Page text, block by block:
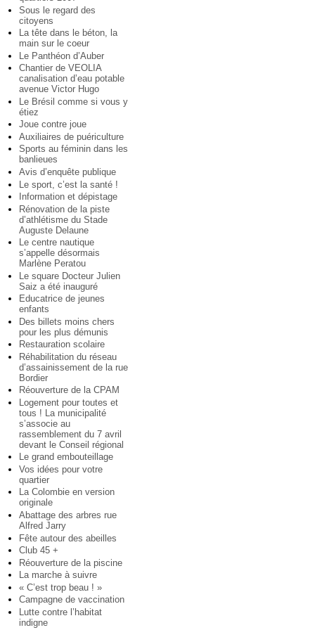
Sous le regard des
citoyens
La tête dans le béton, la
main sur le coeur
Le Panthéon d’Auber
Chantier de VEOLIA
canalisation d’eau potable
avenue Victor Hugo
Le Brésil comme si vous y
étiez
Joue contre joue
Auxiliaires de puériculture
Sports au féminin dans les
banlieues
Avis d’enquête publique
Le sport, c’est la santé !
Information et dépistage
Rénovation de la piste
d’athlétisme du Stade
Auguste Delaune
Le centre nautique
s’appelle désormais
Marlène Peratou
Le square Docteur Julien
Saiz a été inauguré
Educatrice de jeunes
enfants
Des billets moins chers
pour les plus démunis
Restauration scolaire
Réhabilitation du réseau
d’assainissement de la rue
Bordier
Réouverture de la CPAM
Logement pour toutes et
tous ! La municipalité
s’associe au
rassemblement du 7 avril
devant le Conseil régional
Le grand embouteillage
Vos idées pour votre
quartier
La Colombie en version
originale
Abattage des arbres rue
Alfred Jarry
Fête autour des abeilles
Club 45 +
Réouverture de la piscine
La marche à suivre
« C’est trop beau ! »
Campagne de vaccination
Lutte contre l’habitat
indigne